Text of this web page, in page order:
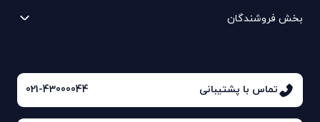
بخش فروشندگان
تماس با پشتیبانی 021-43000044